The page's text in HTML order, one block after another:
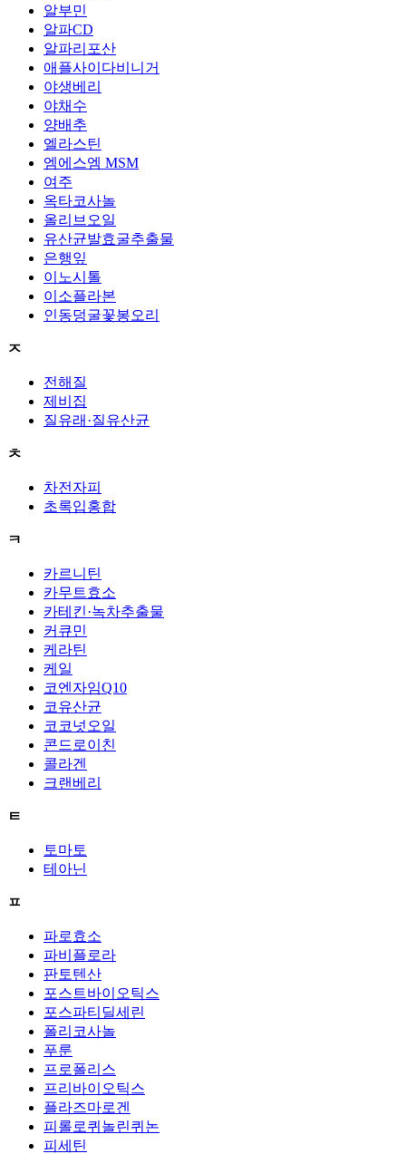
알부민
알파CD
알파리포산
애플사이다비니거
야생베리
야채수
양배추
엘라스틴
엠에스엠 MSM
여주
옥타코사놀
올리브오일
유산균발효굴추출물
은행잎
이노시톨
이소플라본
인동덩굴꽃봉오리
ㅈ
전해질
제비집
질유래·질유산균
ㅊ
차전자피
초록입홍합
ㅋ
카르니틴
카무트효소
카테킨·녹차추출물
커큐민
케라틴
케일
코엔자임Q10
코유산균
코코넛오일
콘드로이친
콜라겐
크랜베리
ㅌ
토마토
테아닌
ㅍ
파로효소
파비플로라
판토텐산
포스트바이오틱스
포스파티딜세린
폴리코사놀
푸룬
프로폴리스
프리바이오틱스
플라즈마로겐
피롤로퀴놀린퀴논
피세틴